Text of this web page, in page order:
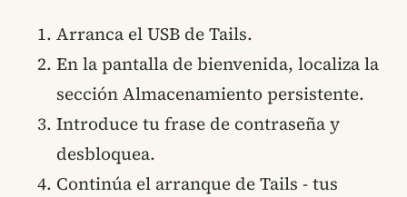
Arranca el USB de Tails.
En la pantalla de bienvenida, localiza la
sección Almacenamiento persistente.
Introduce tu frase de contraseña y
desbloquea.
Continúa el arranque de Tails - tus